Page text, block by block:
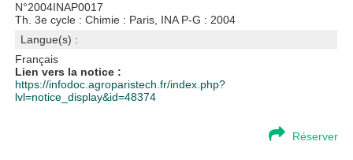
N°2004INAP0017
Th. 3e cycle : Chimie : Paris, INA P-G : 2004
Langue(s) :
Français
Lien vers la notice :
https://infodoc.agroparistech.fr/index.php?
lvl=notice_display&id=48374
Réserver